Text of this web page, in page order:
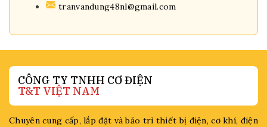
tranvandung48nl@gmail.com
CÔNG TY TNHH CƠ ĐIỆN
T&T VIỆT NAM
Chuyên cung cấp, lắp đặt và bảo trì thiết bị điện, cơ khí, điện